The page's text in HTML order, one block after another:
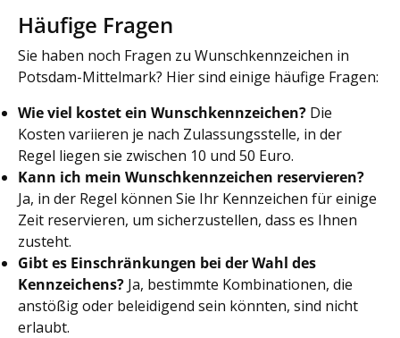
Häufige Fragen
Sie haben noch Fragen zu Wunschkennzeichen in
Potsdam-Mittelmark? Hier sind einige häufige Fragen:
Wie viel kostet ein Wunschkennzeichen? Die
Kosten variieren je nach Zulassungsstelle, in der
Regel liegen sie zwischen 10 und 50 Euro.
Kann ich mein Wunschkennzeichen reservieren?
Ja, in der Regel können Sie Ihr Kennzeichen für einige
Zeit reservieren, um sicherzustellen, dass es Ihnen
zusteht.
Gibt es Einschränkungen bei der Wahl des
Kennzeichens? Ja, bestimmte Kombinationen, die
anstößig oder beleidigend sein könnten, sind nicht
erlaubt.